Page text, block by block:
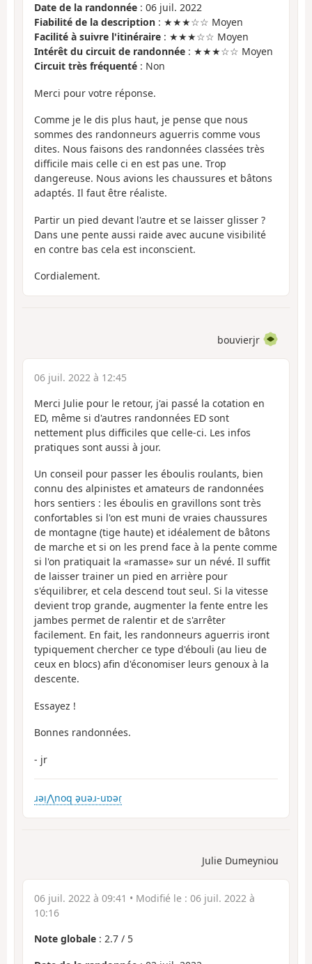
Date de la randonnée : 06 juil. 2022
Fiabilité de la description : ★★★☆☆ Moyen
Facilité à suivre l'itinéraire : ★★★☆☆ Moyen
Intérêt du circuit de randonnée : ★★★☆☆ Moyen
Circuit très fréquenté : Non
Merci pour votre réponse.
Comme je le dis plus haut, je pense que nous
sommes des randonneurs aguerris comme vous
dites. Nous faisons des randonnées classées très
difficile mais celle ci en est pas une. Trop
dangereuse. Nous avions les chaussures et bâtons
adaptés. Il faut être réaliste.
Partir un pied devant l'autre et se laisser glisser ?
Dans une pente aussi raide avec aucune visibilité
en contre bas cela est inconscient.
Cordialement.
bouvierjr
06 juil. 2022 à 12:45
Merci Julie pour le retour, j'ai passé la cotation en
ED, même si d'autres randonnées ED sont
nettement plus difficiles que celle-ci. Les infos
pratiques sont aussi à jour.
Un conseil pour passer les éboulis roulants, bien
connu des alpinistes et amateurs de randonnées
hors sentiers : les éboulis en gravillons sont très
confortables si l'on est muni de vraies chaussures
de montagne (tige haute) et idéalement de bâtons
de marche et si on les prend face à la pente comme
si l'on pratiquait la «ramasse» sur un névé. Il suffit
de laisser trainer un pied en arrière pour
s'équilibrer, et cela descend tout seul. Si la vitesse
devient trop grande, augmenter la fente entre les
jambes permet de ralentir et de s'arrêter
facilement. En fait, les randonneurs aguerris iront
typiquement chercher ce type d'ébouli (au lieu de
ceux en blocs) afin d'économiser leurs genoux à la
descente.
Essayez !
Bonnes randonnées.
- jr
ɹəı̣⋀noq ə̗uəɹ-uɒəɾ̣
Julie Dumeyniou
06 juil. 2022 à 09:41 • Modifié le : 06 juil. 2022 à
10:16
Note globale : 2.7 / 5